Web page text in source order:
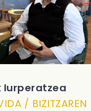
lurperatzea
/ BIZITZAREN